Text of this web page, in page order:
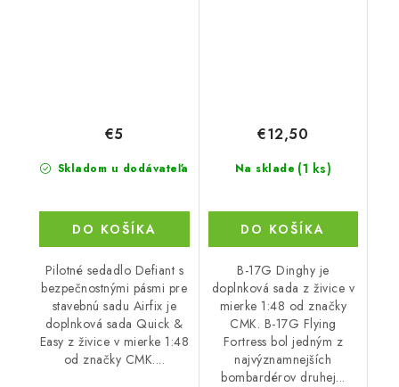
Skladom u dodávateľa
€5
DO KOŠÍKA
Pilotné sedadlo Defiant s
bezpečnostnými pásmi pre
stavebnú sadu Airfix je
doplnková sada Quick &
Easy z živice v mierke 1:48
od značky CMK....
Na sklade (1 ks)
€12,50
DO KOŠÍKA
B-17G Dinghy je
doplnková sada z živice v
mierke 1:48 od značky
CMK. B-17G Flying
Fortress bol jedným z
najvýznamnejších
bombardérov druhej...